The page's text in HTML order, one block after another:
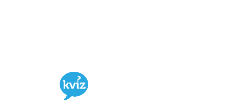
Hospodský kvíz
soutěž probíhající v desítkách podniků